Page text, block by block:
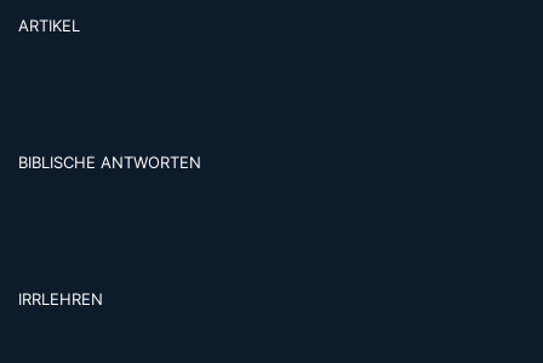
ARTIKEL
BIBLISCHE ANTWORTEN
IRRLEHREN